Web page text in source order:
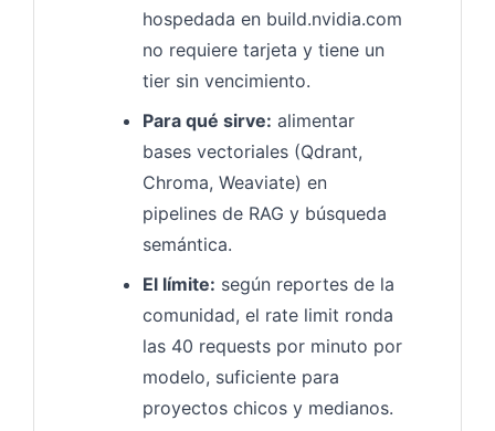
hospedada en build.nvidia.com
no requiere tarjeta y tiene un
tier sin vencimiento.
Para qué sirve: alimentar
bases vectoriales (Qdrant,
Chroma, Weaviate) en
pipelines de RAG y búsqueda
semántica.
El límite: según reportes de la
comunidad, el rate limit ronda
las 40 requests por minuto por
modelo, suficiente para
proyectos chicos y medianos.